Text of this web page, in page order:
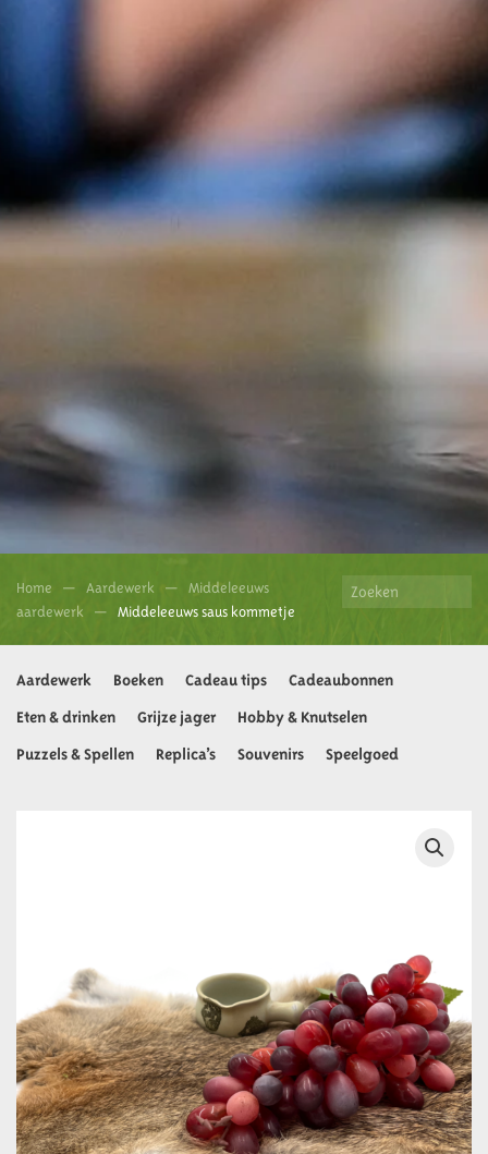
Home Aardewerk
Middeleeuws
aardewerk
Middeleeuws saus kommetje
Aardewerk Boeken Cadeau tips
Cadeaubonnen
Eten & drinken
Grijze jager
Hobby & Knutselen
Puzzels & Spellen
Replica’s Souvenirs Speelgoed